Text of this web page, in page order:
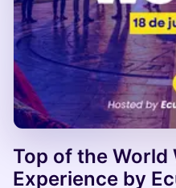
Top of the World
Experience by